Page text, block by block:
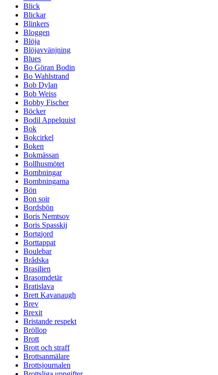
Blick
Blickar
Blinkers
Bloggen
Blöja
Blöjavvänjning
Blues
Bo Göran Bodin
Bo Wahlstrand
Bob Dylan
Bob Weiss
Bobby Fischer
Böcker
Bodil Appelquist
Bok
Bokcirkel
Boken
Bokmässan
Bollhusmötet
Bombningar
Bombningarna
Bön
Bon soir
Bordsbön
Boris Nemtsov
Boris Spasskij
Bortgjord
Borttappat
Boulebar
Brådska
Brasilien
Brasomdetär
Bratislava
Brett Kavanaugh
Brev
Brexit
Bristande respekt
Bröllop
Brott
Brott och straff
Brottsanmälare
Brottsjournalen